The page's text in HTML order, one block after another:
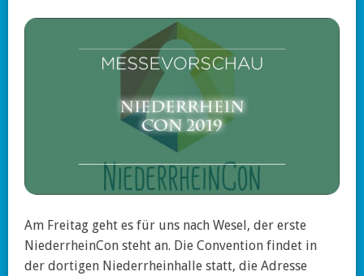
Am Freitag geht es für uns nach Wesel, der erste
NiederrheinCon steht an. Die Convention findet in
der dortigen Niederrheinhalle statt, die Adresse